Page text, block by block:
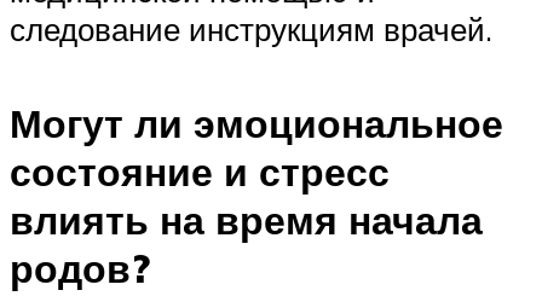
следование инструкциям врачей.
Могут ли эмоциональное
состояние и стресс
влиять на время начала
родов?